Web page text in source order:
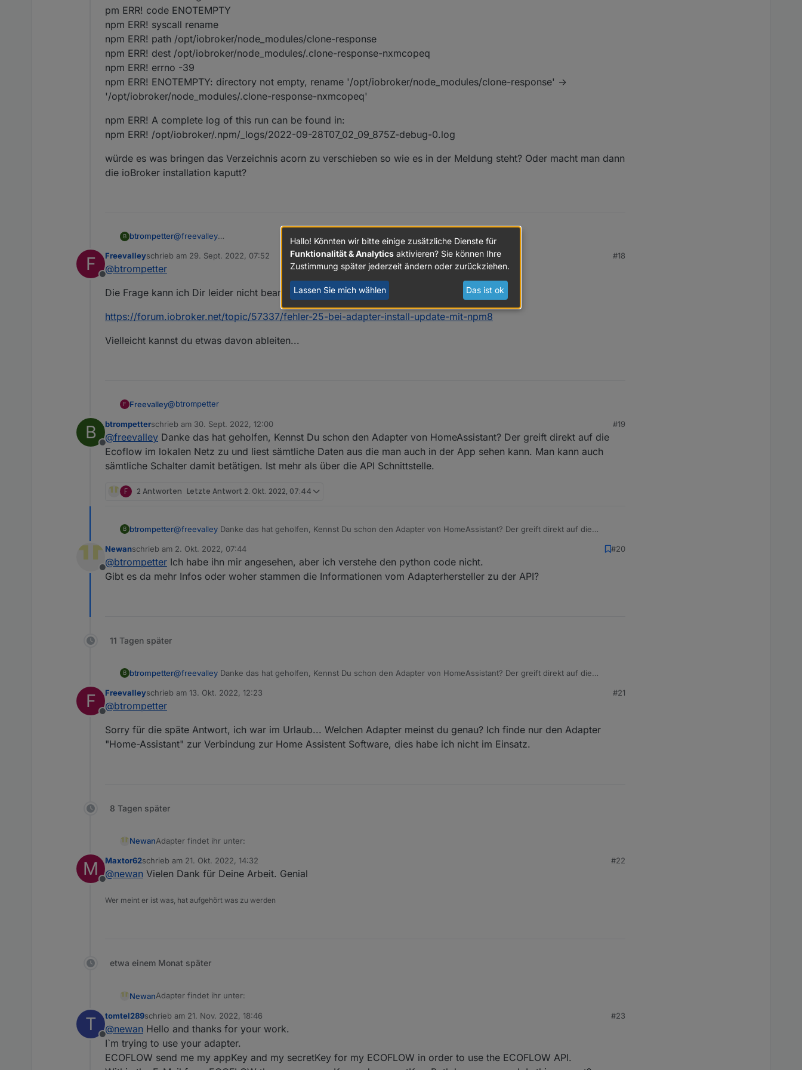
pm ERR! code ENOTEMPTY
npm ERR! syscall rename
npm ERR! path /opt/iobroker/node_modules/clone-response
npm ERR! dest /opt/iobroker/node_modules/.clone-response-nxmcopeq
npm ERR! errno -39
npm ERR! ENOTEMPTY: directory not empty, rename '/opt/iobroker/node_modules/clone-response' ->
'/opt/iobroker/node_modules/.clone-response-nxmcopeq'
npm ERR! A complete log of this run can be found in:
npm ERR! /opt/iobroker/.npm/_logs/2022-09-28T07_02_09_875Z-debug-0.log
würde es was bringen das Verzeichnis acorn zu verschieben so wie es in der Meldung steht? Oder macht man dann
die ioBroker installation kaputt?
B btrompetter@freevalley
Es kommt noch der gleiche Fehler
pm ERR! code ENOTEMPTY
npm ERR! path /opt/iobroker/node_modules/clone-response
npm ERR! dest /opt/iobroker/node_modules/.clone-response-nxmcopeq
npm ERR! ENOTEMPTY: directory not empty, rename '/opt/iobroker/node_modules/clone-response' ->
npm ERR! A complete log of this run can be found in:
npm ERR! /opt/iobroker/.npm/_logs/2022-09-28T07_02_09_875Z-debug-0.log
würde es was bringen das Verzeichnis acorn zu verschieben so wie es in der Meldung steht? Oder macht man dann
die ioBroker installation kaputt?
F
Offline
Freevalleyschrieb am 29. Sept. 2022, 07:52
zuletzt editiert von
#18
@btrompetter
Die Frage kann ich Dir leider nicht beantworten. Dein Fehler sieht mir ähnlich aus wie dieser:
https://forum.iobroker.net/topic/57337/fehler-25-bei-adapter-install-update-mit-npm8
Vielleicht kannst du etwas davon ableiten...
F Freevalley@btrompetter
Die Frage kann ich Dir leider nicht beantworten. Dein Fehler sieht mir ähnlich aus wie dieser:
https://forum.iobroker.net/topic/57337/fehler-25-bei-adapter-install-update-mit-npm8
Vielleicht kannst du etwas davon ableiten...
B
Offline
btrompetterschrieb am 30. Sept. 2022, 12:00
zuletzt editiert von
#19
@freevalley Danke das hat geholfen, Kennst Du schon den Adapter von HomeAssistant? Der greift direkt auf die
Ecoflow im lokalen Netz zu und liest sämtliche Daten aus die man auch in der App sehen kann. Man kann auch
sämtliche Schalter damit betätigen. Ist mehr als über die API Schnittstelle.
F 2 Antworten Letzte Antwort 2. Okt. 2022, 07:44
B btrompetter@freevalley Danke das hat geholfen, Kennst Du schon den Adapter von HomeAssistant? Der greift direkt auf die
sämtliche Schalter damit betätigen. Ist mehr als über die API Schnittstelle.
Offline
Newanschrieb am 2. Okt. 2022, 07:44
zuletzt editiert von
#20
@btrompetter Ich habe ihn mir angesehen, aber ich verstehe den python code nicht.
Gibt es da mehr Infos oder woher stammen die Informationen vom Adapterhersteller zu der API?
11 Tagen später
B btrompetter@freevalley Danke das hat geholfen, Kennst Du schon den Adapter von HomeAssistant? Der greift direkt auf die
sämtliche Schalter damit betätigen. Ist mehr als über die API Schnittstelle.
F
Offline
Freevalleyschrieb am 13. Okt. 2022, 12:23
zuletzt editiert von
#21
@btrompetter
Sorry für die späte Antwort, ich war im Urlaub... Welchen Adapter meinst du genau? Ich finde nur den Adapter
"Home-Assistant" zur Verbindung zur Home Assistent Software, dies habe ich nicht im Einsatz.
8 Tagen später
NewanAdapter findet ihr unter:
https://github.com/Newan/ioBroker.ecoflow
M
Offline
Maxtor62schrieb am 21. Okt. 2022, 14:32
zuletzt editiert von
#22
@newan Vielen Dank für Deine Arbeit. Genial
Wer meint er ist was, hat aufgehört was zu werden
etwa einem Monat später
NewanAdapter findet ihr unter:
https://github.com/Newan/ioBroker.ecoflow
T
Offline
tomtel289schrieb am 21. Nov. 2022, 18:46
zuletzt editiert von
#23
@newan Hello and thanks for your work.
I`m trying to use your adapter.
ECOFLOW send me my appKey and my secretKey for my ECOFLOW in order to use the ECOFLOW API.
Hallo! Könnten wir bitte einige zusätzliche Dienste für
Funktionalität & Analytics aktivieren? Sie können Ihre
Zustimmung später jederzeit ändern oder zurückziehen.
Lassen Sie mich wählen Das ist ok